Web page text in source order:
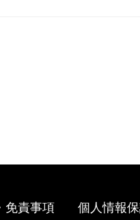
免責事項 個人情報